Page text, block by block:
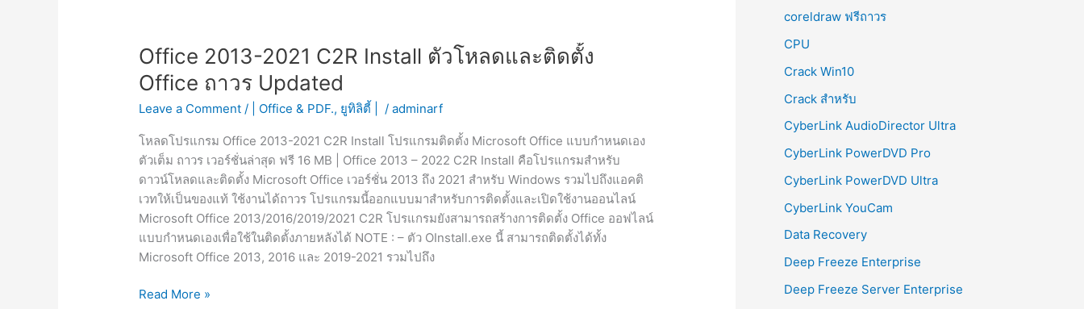
เพลง
และ
วิดีโอ
บน
ถือ
Office 2013-2021 C2R Install ตัวโหลดและติดตั้ง
Office ถาวร Updated
Leave a Comment / | Office & PDF., ยูทิลิตี้ | /adminarf
โหลดโปรแกรม Office 2013-2021 C2R Install โปรแกรมติดตั้ง Microsoft Office แบบกำหนดเอง
ตัวเต็ม ถาวร เวอร์ชั่นล่าสุด ฟรี 16 MB | Office 2013 – 2022 C2R Install คือโปรแกรมสำหรับ
ดาวน์โหลดและติดตั้ง Microsoft Office เวอร์ชั่น 2013 ถึง 2021 สำหรับ Windows รวมไปถึงแอคติ
เวทให้เป็นของแท้ ใช้งานได้ถาวร โปรแกรมนี้ออกแบบมาสำหรับการติดตั้งและเปิดใช้งานออนไลน์
Microsoft Office 2013/2016/2019/2021 C2R โปรแกรมยังสามารถสร้างการติดตั้ง Office ออฟไลน์
แบบกำหนดเองเพื่อใช้ในติดตั้งภายหลังได้ NOTE : – ตัว OInstall.exe นี้ สามารถติดตั้งได้ทั้ง
Microsoft Office 2013, 2016 และ 2019-2021 รวมไปถึง
Office
Read More »
coreldraw ฟรีถาวร
CPU
Crack Win10
Crack สำหรับ
CyberLink AudioDirector Ultra
CyberLink PowerDVD Pro
CyberLink PowerDVD Ultra
CyberLink YouCam
Data Recovery
Deep Freeze Enterprise
Deep Freeze Server Enterprise